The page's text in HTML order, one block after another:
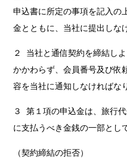
申込書に所定の事項を記入の
金とともに、当社に提出しな
２ 当社と通信契約を締結し
かかわらず、会員番号及び依
容を当社に通知しなければな
３ 第１項の申込金は、旅行
に支払うべき金銭の一部とし
（契約締結の拒否）